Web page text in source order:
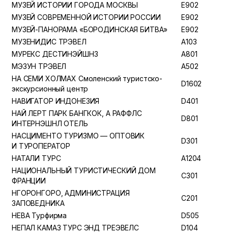
МУЗЕЙ ИСТОРИИ ГОРОДА МОСКВЫ
E902
МУЗЕЙ СОВРЕМЕННОЙ ИСТОРИИ РОССИИ
E902
МУЗЕЙ-ПАНОРАМА «БОРОДИНСКАЯ БИТВА»
E902
МУЗЕНИДИС ТРЭВЕЛ
A103
МУРЕКС ДЕСТИНЭЙШНЗ
A801
МЭЗУН ТРЭВЕЛ
A502
НА СЕМИ ХОЛМАХ Смоленский туристско-
экскурсионный центр
D1602
НАВИГАТОР ИНДОНЕЗИЯ
D401
НАЙ ЛЕРТ ПАРК БАНГКОК, А РАФФЛС
ИНТЕРНЭШНЛ ОТЕЛЬ
D801
НАСЦИМЕНТО ТУРИЗМО — ОПТОВИК
И ТУРОПЕРАТОР
D301
НАТАЛИ ТУРС
A1204
НАЦИОНАЛЬНЫЙ ТУРИСТИЧЕСКИЙ ДОМ
ФРАНЦИИ
C301
НГОРОНГОРО, АДМИНИСТРАЦИЯ
ЗАПОВЕДНИКА
C201
НЕВА Турфирма
D505
НЕПАЛ КАМАЗ ТУРС ЭНД ТРЕЭВЕЛС
D104